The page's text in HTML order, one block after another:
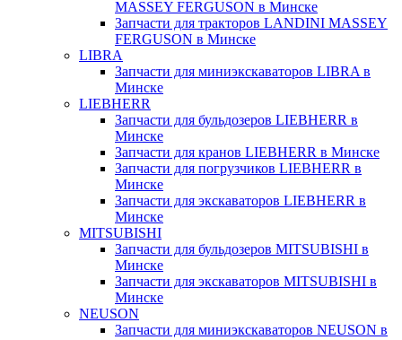
MASSEY FERGUSON в Минске
Запчасти для тракторов LANDINI MASSEY
FERGUSON в Минске
LIBRA
Запчасти для миниэкскаваторов LIBRA в
Минске
LIEBHERR
Запчасти для бульдозеров LIEBHERR в
Минске
Запчасти для кранов LIEBHERR в Минске
Запчасти для погрузчиков LIEBHERR в
Минске
Запчасти для экскаваторов LIEBHERR в
Минске
MITSUBISHI
Запчасти для бульдозеров MITSUBISHI в
Минске
Запчасти для экскаваторов MITSUBISHI в
Минске
NEUSON
Запчасти для миниэкскаваторов NEUSON в